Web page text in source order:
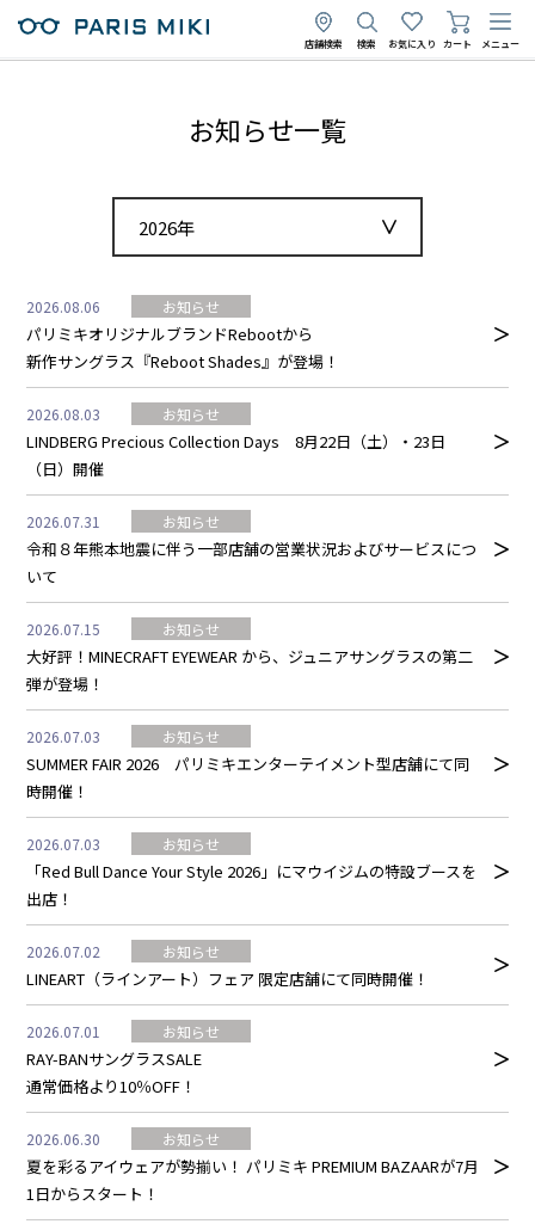
店舗検索 検索 お気に入り カート メニュー
お知らせ一覧
2026年
2026.08.06 お知らせ
パリミキオリジナルブランドRebootから
新作サングラス『Reboot Shades』が登場！
2026.08.03 お知らせ
LINDBERG Precious Collection Days 8月22日（土）・23日
（日）開催
2026.07.31 お知らせ
令和８年熊本地震に伴う一部店舗の営業状況およびサービスにつ
いて
2026.07.15 お知らせ
大好評！MINECRAFT EYEWEAR から、ジュニアサングラスの第二
弾が登場！
2026.07.03 お知らせ
SUMMER FAIR 2026 パリミキエンターテイメント型店舗にて同
時開催！
2026.07.03 お知らせ
「Red Bull Dance Your Style 2026」にマウイジムの特設ブースを
出店！
2026.07.02 お知らせ
LINEART（ラインアート）フェア 限定店舗にて同時開催！
2026.07.01 お知らせ
RAY-BANサングラスSALE
通常価格より10％OFF！
2026.06.30 お知らせ
夏を彩るアイウェアが勢揃い！ パリミキ PREMIUM BAZAARが7月
1日からスタート！